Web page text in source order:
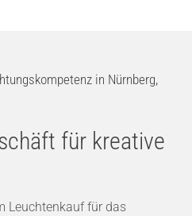
in Nürnberg,
für kreative
Leuchtenkauf für das